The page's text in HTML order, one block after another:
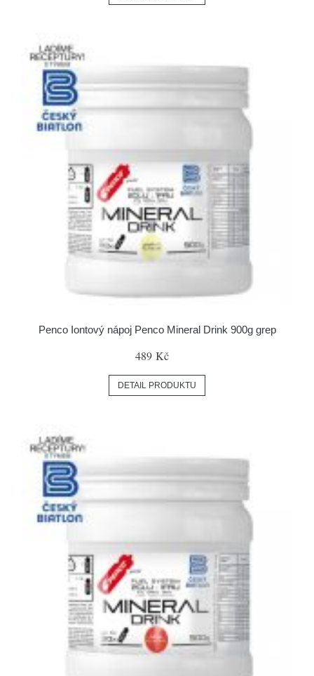
Penco Iontový nápoj Penco Mineral Drink 900g grep
489 Kč
DETAIL PRODUKTU